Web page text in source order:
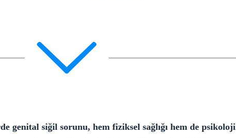
genital siğil sorunu, hem fiziksel sağlığı hem de